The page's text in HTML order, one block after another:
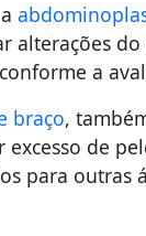
alterações
a
braço,
excesso de
para outras